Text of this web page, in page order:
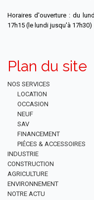
Horaires d'ouverture : du
17h15 (le lundi jusqu'à 17h30)
Plan du site
NOS SERVICES
LOCATION
OCCASION
NEUF
SAV
FINANCEMENT
PIÉCES & ACCESSOIRES
INDUSTRIE
CONSTRUCTION
AGRICULTURE
ENVIRONNEMENT
NOTRE ACTU